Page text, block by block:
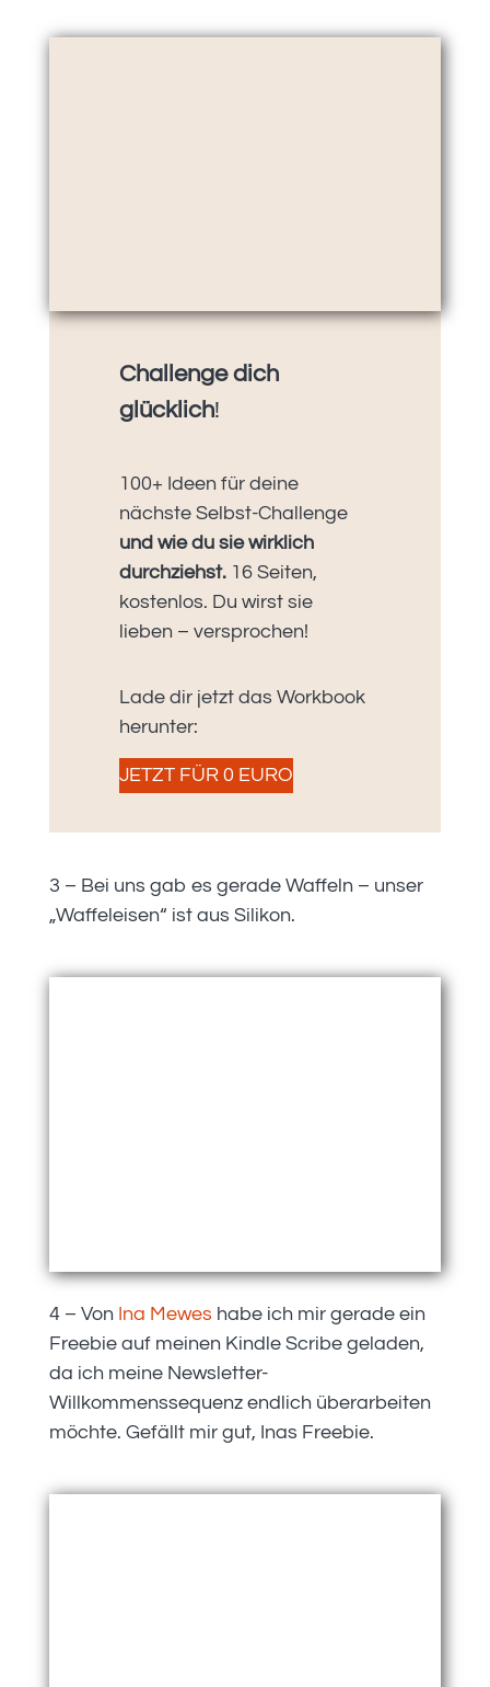
Challenge dich
glücklich!
100+ Ideen für deine
nächste Selbst-Challenge
und wie du sie wirklich
durchziehst. 16 Seiten,
kostenlos. Du wirst sie
lieben – versprochen!
Lade dir jetzt das Workbook
herunter:
JETZT FÜR 0 EURO
3 – Bei uns gab es gerade Waffeln – unser
„Waffeleisen“ ist aus Silikon.
4 – Von Ina Mewes habe ich mir gerade ein
Freebie auf meinen Kindle Scribe geladen,
da ich meine Newsletter-
Willkommenssequenz endlich überarbeiten
möchte. Gefällt mir gut, Inas Freebie.